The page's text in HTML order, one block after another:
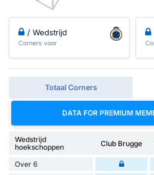
/ Wedstrijd
Corners voor
Totaal Corners
DATA FOR PREMIUM
Wedstrijd
hoekschoppen
Club Brugge
Over 6